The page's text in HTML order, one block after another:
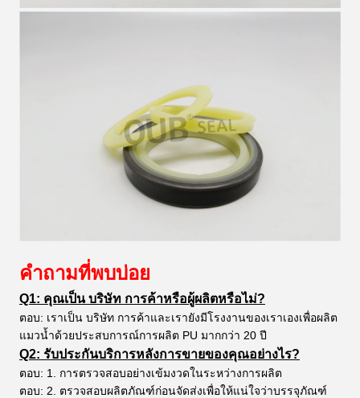
คำถามที่พบบ่อย
Q1: คุณเป็น บริษัท การค้าหรือผู้ผลิตหรือไม่?
ตอบ: เราเป็น บริษัท การค้าและเรายังมีโรงงานของเราเองเพื่อผลิต
แมวน้ำด้วยประสบการณ์การผลิต PU มากกว่า 20 ปี
Q2: รับประกันบริการหลังการขายของคุณอย่างไร?
ตอบ: 1. การตรวจสอบอย่างเข้มงวดในระหว่างการผลิต
ตอบ: 2. ตรวจสอบผลิตภัณฑ์ก่อนจัดส่งเพื่อให้แน่ใจว่าบรรจุภัณฑ์